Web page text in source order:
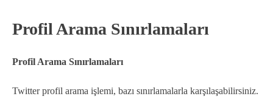
Profil Arama Sınırlamaları
Profil Arama Sınırlamaları
Twitter profil arama işlemi, bazı sınırlamalarla karşılaşabilirsiniz.